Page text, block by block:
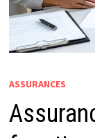
ASSURANCES